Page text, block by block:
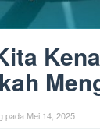
pada Mei 14, 2025